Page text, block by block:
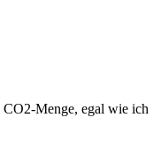
CO2-Menge, egal wie ich